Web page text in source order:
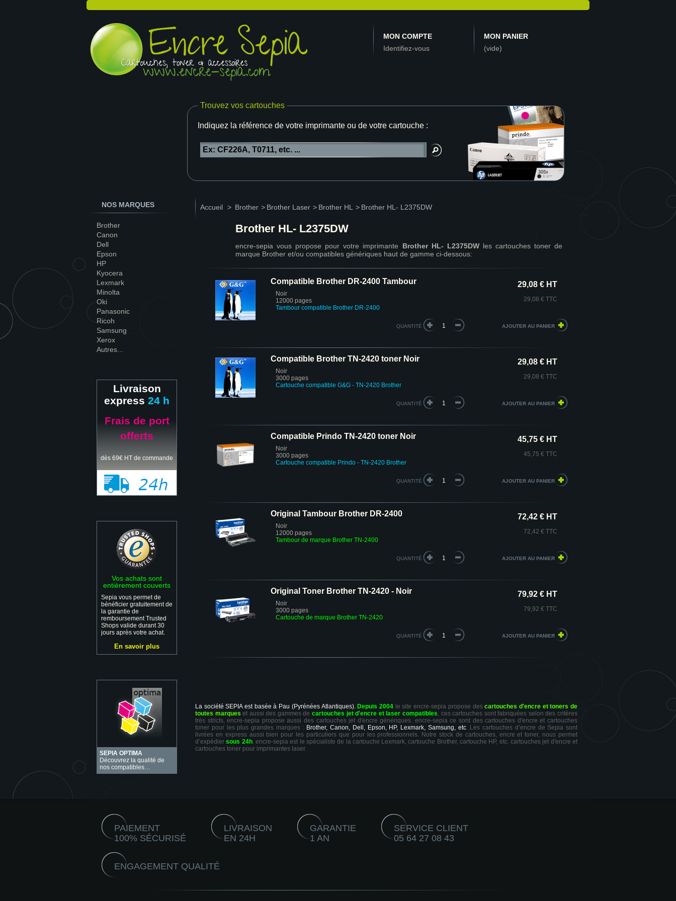
MON COMPTE
Identifiez-vous
MON PANIER
(vide)
Trouvez vos cartouches
Indiquez la référence de votre imprimante ou de votre cartouche :
NOS MARQUES
Brother
Canon
Dell
Epson
HP
Kyocera
Lexmark
Minolta
Oki
Panasonic
Ricoh
Samsung
Xerox
Autres...
Livraison
express 24 h
Frais de port
offerts
dès 69€ HT de commande
Vos achats sont
entièrement couverts
Sepia vous permet de
bénéficier gratuitement de
la garantie de
remboursement Trusted
Shops valide durant 30
jours après votre achat.
En savoir plus
SEPIA OPTIMA
Découvrez la qualité de
nos compatibles…
Accueil > Brother > Brother Laser > Brother HL > Brother HL- L2375DW
Brother HL- L2375DW
encre-sepia vous propose pour votre imprimante Brother HL- L2375DWles cartouches toner de
marque Brother et/ou compatibles génériques haut de gamme ci-dessous:
Compatible Brother DR-2400 Tambour
Noir
12000 pages
Tambour compatible Brother DR-2400
29,08 € HT
29,08 € TTC
QUANTITÉ
Compatible Brother TN-2420 toner Noir
Noir
3000 pages
Cartouche compatible G&G - TN-2420 Brother
29,08 € HT
29,08 € TTC
QUANTITÉ
Compatible Prindo TN-2420 toner Noir
Noir
3000 pages
Cartouche compatible Prindo - TN-2420 Brother
45,75 € HT
45,75 € TTC
QUANTITÉ
Original Tambour Brother DR-2400
Noir
12000 pages
Tambour de marque Brother TN-2400
72,42 € HT
72,42 € TTC
QUANTITÉ
Original Toner Brother TN-2420 - Noir
Noir
3000 pages
Cartouche de marque Brother TN-2420
79,92 € HT
79,92 € TTC
QUANTITÉ
La société SEPIA est basée à Pau (Pyrénées Atlantiques). Depuis 2004 le site encre-sepia propose descartouches d'encre et toners de
toutes marques et aussi des gammes decartouches jet d'encre et laser compatibles, ces cartouches sont fabriquées selon des critères
très stricts, encre-sepia propose aussi des cartouches jet d'encre génériques. encre-sepia ce sont des cartouches d'encre et cartouches
toner pour les plus grandes marques : Brother, Canon, Dell, Epson, HP, Lexmark, Samsung, etc. Les cartouches d’encre de Sepia sont
livrées en express aussi bien pour les particuliers que pour les professionnels. Notre stock de cartouches, encre et toner, nous permet
d’expédiersous 24h. encre-sepia est le spécialiste de la cartouche Lexmark, cartouche Brother, cartouche HP, etc. cartouches jet d'encre et
cartouches toner pour imprimantes laser.
PAIEMENT
100% SÉCURISÉ
LIVRAISON
EN 24H
GARANTIE
1 AN
SERVICE CLIENT
05 64 27 08 43
ENGAGEMENT QUALITÉ